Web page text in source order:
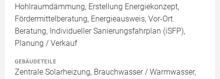
Hohlraumdämmung, Erstellung Energiekonzept,
Fördermittelberatung, Energieausweis, Vor-Ort
Beratung, Individueller Sanierungsfahrplan (iSFP),
Planung / Verkauf
GEBÄUDETEILE
Zentrale Solarheizung, Brauchwasser / Warmwasser,